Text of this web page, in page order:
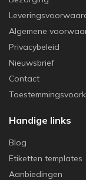
Algemene
Privacybeleid
Nieuwsbrief
Contact
Handige links
Blog
Etiketten templates
Aanbiedingen